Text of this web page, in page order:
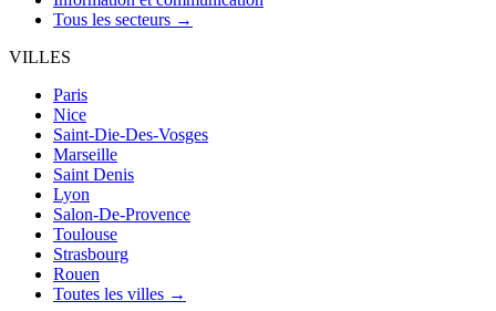
Tous les secteurs →
VILLES
Paris
Nice
Saint-Die-Des-Vosges
Marseille
Saint Denis
Lyon
Salon-De-Provence
Toulouse
Strasbourg
Rouen
Toutes les villes →